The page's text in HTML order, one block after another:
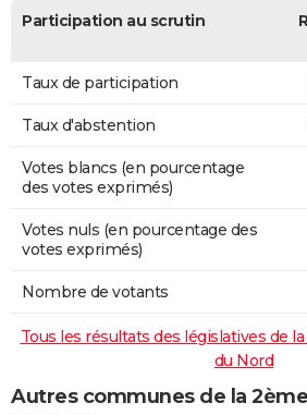
Participation au scrutin
Taux de participation
Taux d'abstention
Votes blancs (en pourcentage
des votes exprimés)
Votes nuls (en pourcentage des
votes exprimés)
Nombre de votants
Tous les résultats des législatives de
du Nord
Autres communes de la